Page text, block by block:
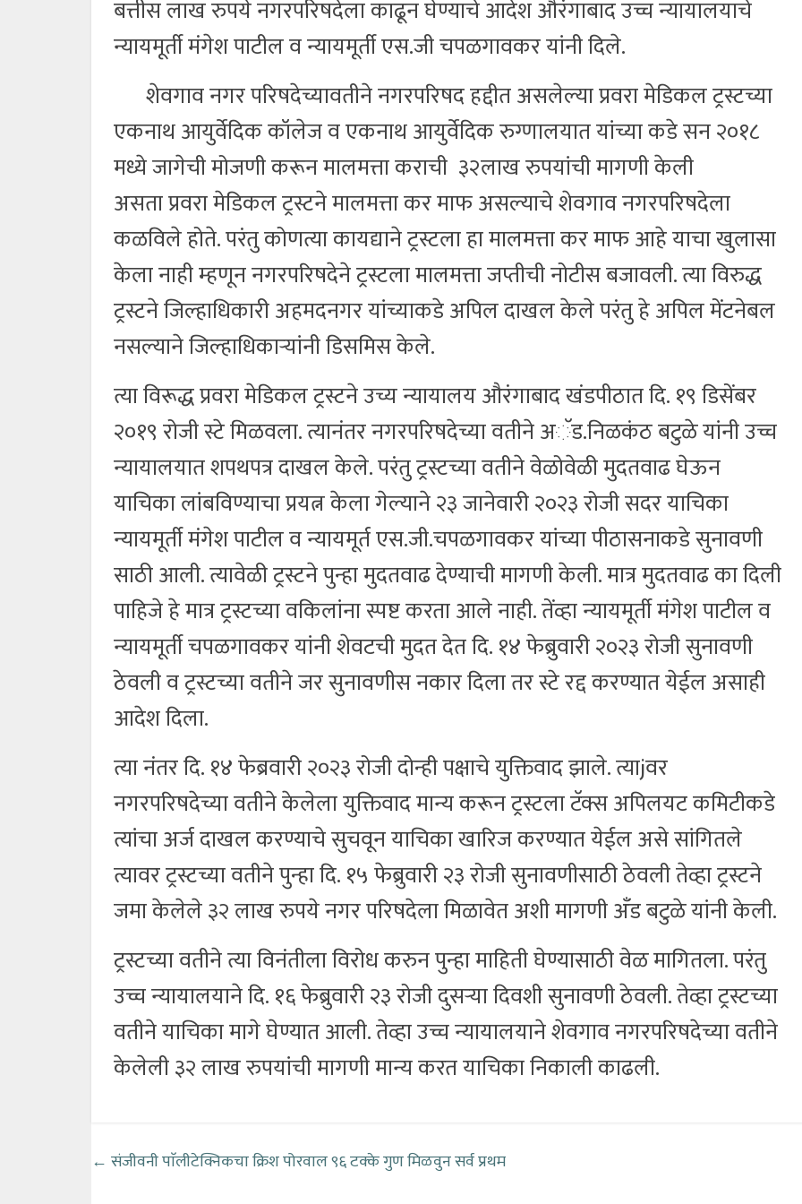
बत्तीस लाख रुपये नगरपरिषदेला काढून घेण्याचे आदेश औरंगाबाद उच्च न्यायालयाचे
न्यायमूर्ती मंगेश पाटील व न्यायमूर्ती एस.जी चपळगावकर यांनी दिले.
शेवगाव नगर परिषदेच्यावतीने नगरपरिषद हद्दीत असलेल्या प्रवरा मेडिकल ट्रस्टच्या
एकनाथ आयुर्वेदिक कॉलेज व एकनाथ आयुर्वेदिक रुग्णालयात यांच्या कडे सन २०१८
मध्ये जागेची मोजणी करून मालमत्ता कराची ३२लाख रुपयांची मागणी केली
असता प्रवरा मेडिकल ट्रस्टने मालमत्ता कर माफ असल्याचे शेवगाव नगरपरिषदेला
कळविले होते. परंतु कोणत्या कायद्याने ट्रस्टला हा मालमत्ता कर माफ आहे याचा खुलासा
केला नाही म्हणून नगरपरिषदेने ट्रस्टला मालमत्ता जप्तीची नोटीस बजावली. त्या विरुद्ध
ट्रस्टने जिल्हाधिकारी अहमदनगर यांच्याकडे अपिल दाखल केले परंतु हे अपिल मेंटनेबल
नसल्याने जिल्हाधिकाऱ्यांनी डिसमिस केले.
त्या विरूद्ध प्रवरा मेडिकल ट्रस्टने उच्य न्यायालय औरंगाबाद खंडपीठात दि. १९ डिसेंबर
२०१९ रोजी स्टे मिळवला. त्यानंतर नगरपरिषदेच्या वतीने अॅड.निळकंठ बटुळे यांनी उच्च
न्यायालयात शपथपत्र दाखल केले. परंतु ट्रस्टच्या वतीने वेळोवेळी मुदतवाढ घेऊन
याचिका लांबविण्याचा प्रयत्न केला गेल्याने २३ जानेवारी २०२३ रोजी सदर याचिका
न्यायमूर्ती मंगेश पाटील व न्यायमूर्त एस.जी.चपळगावकर यांच्या पीठासनाकडे सुनावणी
साठी आली. त्यावेळी ट्रस्टने पुन्हा मुदतवाढ देण्याची मागणी केली. मात्र मुदतवाढ का दिली
पाहिजे हे मात्र ट्रस्टच्या वकिलांना स्पष्ट करता आले नाही. तेंव्हा न्यायमूर्ती मंगेश पाटील व
न्यायमूर्ती चपळगावकर यांनी शेवटची मुदत देत दि. १४ फेब्रुवारी २०२३ रोजी सुनावणी
ठेवली व ट्रस्टच्या वतीने जर सुनावणीस नकार दिला तर स्टे रद्द करण्यात येईल असाही
आदेश दिला.
त्या नंतर दि. १४ फेब्रवारी २०२३ रोजी दोन्ही पक्षाचे युक्तिवाद झाले. त्याjवर
नगरपरिषदेच्या वतीने केलेला युक्तिवाद मान्य करून ट्रस्टला टॅक्स अपिलयट कमिटीकडे
त्यांचा अर्ज दाखल करण्याचे सुचवून याचिका खारिज करण्यात येईल असे सांगितले
त्यावर ट्रस्टच्या वतीने पुन्हा दि. १५ फेब्रुवारी २३ रोजी सुनावणीसाठी ठेवली तेव्हा ट्रस्टने
जमा केलेले ३२ लाख रुपये नगर परिषदेला मिळावेत अशी मागणी अँड बटुळे यांनी केली.
ट्रस्टच्या वतीने त्या विनंतीला विरोध करुन पुन्हा माहिती घेण्यासाठी वेळ मागितला. परंतु
उच्च न्यायालयाने दि. १६ फेब्रुवारी २३ रोजी दुसऱ्या दिवशी सुनावणी ठेवली. तेव्हा ट्रस्टच्या
वतीने याचिका मागे घेण्यात आली. तेव्हा उच्च न्यायालयाने शेवगाव नगरपरिषदेच्या वतीने
केलेली ३२ लाख रुपयांची मागणी मान्य करत याचिका निकाली काढली.
← संजीवनी पाॅलीटेक्निकचा क्रिश पोरवाल ९६ टक्के गुण मिळवुन सर्व प्रथम